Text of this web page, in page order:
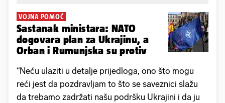
VOJNA POMOĆ
Sastanak ministara: NATO
dogovara plan za Ukrajinu, a
Orban i Rumunjska su protiv
“Neću ulaziti u detalje prijedloga, ono što mogu
reći jest da pozdravljam to što se saveznici slažu
da trebamo zadržati našu podršku Ukrajini i da ju